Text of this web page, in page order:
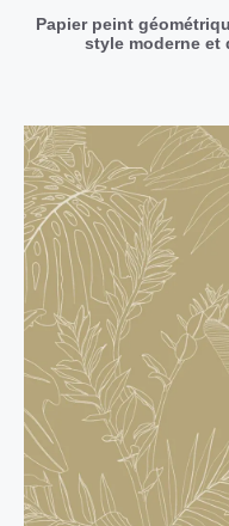
Papier peint
style moderne et